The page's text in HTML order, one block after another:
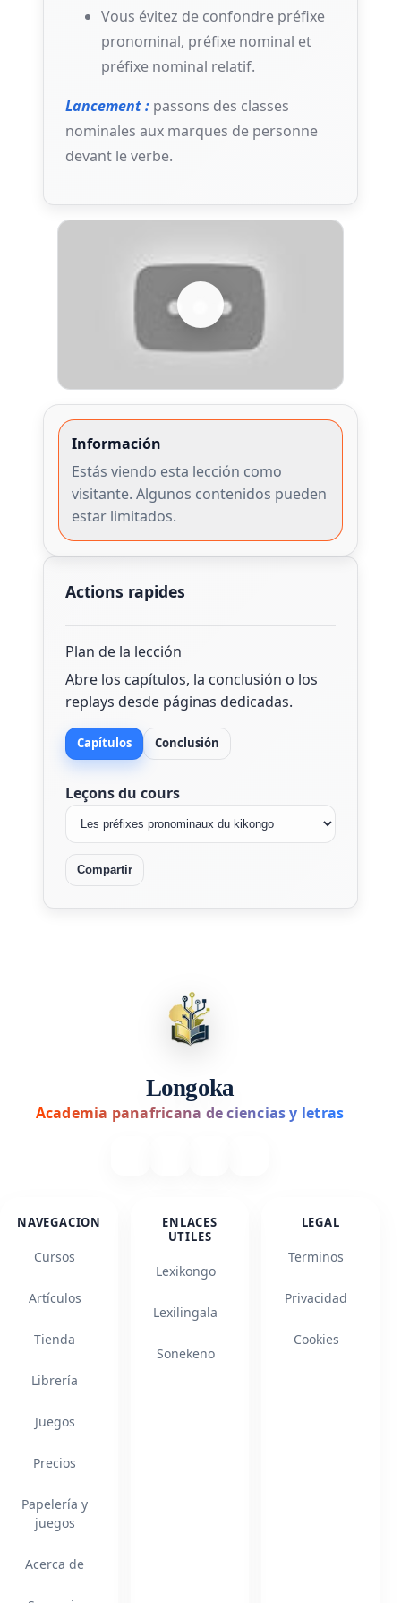
Vous évitez de confondre préfixe
pronominal, préfixe nominal et
préfixe nominal relatif.
Lancement : passons des classes
nominales aux marques de personne
devant le verbe.
Información
Estás viendo esta lección como
visitante. Algunos contenidos pueden
estar limitados.
Actions rapides
Plan de la lección
Abre los capítulos, la conclusión o los
replays desde páginas dedicadas.
Capítulos Conclusión
Leçons du cours
Compartir
Longoka
Academia panafricana de ciencias y letras
NAVEGACION
Cursos
Artículos
Tienda
Librería
Juegos
Precios
Papelería y
juegos
Acerca de
ENLACES
UTILES
Lexikongo
Lexilingala
Sonekeno
LEGAL
Terminos
Privacidad
Cookies